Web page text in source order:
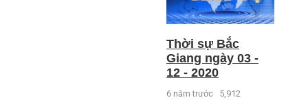
Thời sự Bắc
Giang ngày 03 -
12 - 2020
6 năm trước 5,912